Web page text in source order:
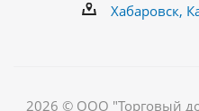
Хабаровск,
2026 © ООО "Торговый